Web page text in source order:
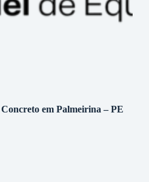
em Palmeirina – PE